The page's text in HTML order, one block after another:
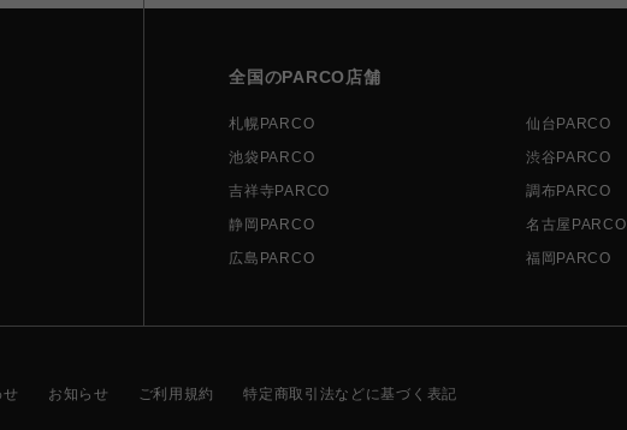
全国のPARCO店舗
札幌PARCO 仙台PARCO
池袋PARCO
渋谷PARCO
吉祥寺PARCO
調布PARCO
静岡PARCO
名古屋PARCO
広島PARCO
福岡PARCO
お知らせ ご利用規約 特定商取引法などに基づく表記